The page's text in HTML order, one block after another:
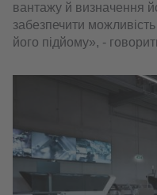
вантажу й визначення
забезпечити
його підйому», -